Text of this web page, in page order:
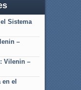
Sistema
–
Vilenin –
el